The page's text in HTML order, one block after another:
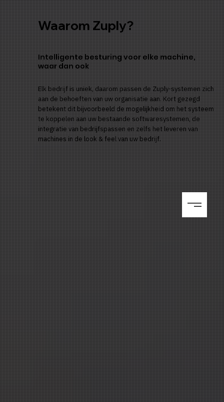
Waarom Zuply?
Intelligente besturing voor elke machine,
waar dan ook
Elk bedrijf is uniek, daarom passen de Zuply-systemen zich
aan de behoeften van uw organisatie aan. Kort gezegd
betekent dit bijvoorbeeld de mogelijkheid om het systeem
te koppelen aan uw bestaande softwaresystemen, de
integratie van bedrijfspassen en zelfs het leveren van
machines in de look & feel van uw bedrijf.